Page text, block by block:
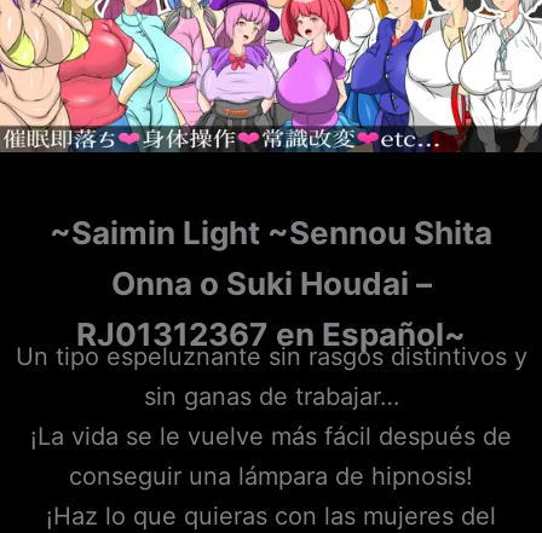
~Saimin Light ~Sennou Shita
Onna o Suki Houdai –
RJ01312367 en Español~
Un tipo espeluznante sin rasgos distintivos y
sin ganas de trabajar…
¡La vida se le vuelve más fácil después de
conseguir una lámpara de hipnosis!
¡Haz lo que quieras con las mujeres del